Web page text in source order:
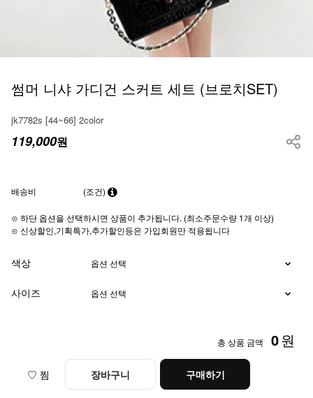
썸머 니샤 가디건 스커트 세트 (브로치SET)
jk7782s [44~66] 2color
119,000원
배송비 (조건)
⊙ 하단 옵션을 선택하시면 상품이 추가됩니다. (최소주문수량 1개 이상)
⊙ 신상할인,기획특가,추가할인등은 가입회원만 적용됩니다
색상
사이즈
총 상품 금액 0원
♡ 찜 장바구니 구매하기